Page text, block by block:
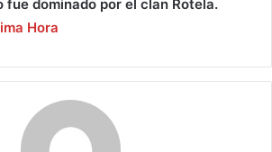
fue dominado por el clan Rotela.
Hora